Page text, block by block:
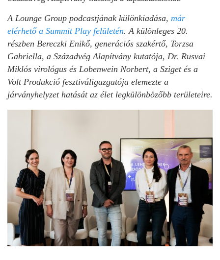
A Lounge Group podcastjának különkiadása, már
elérhető a Summit Play felületén. A különleges 20.
részben Bereczki Enikő, generációs szakértő, Torzsa
Gabriella, a Századvég Alapítvány kutatója, Dr. Rusvai
Miklós virológus és Lobenwein Norbert, a Sziget és a
Volt Produkció fesztiváligazgatója elemezte a
járványhelyzet hatását az élet legkülönbözőbb területeire.